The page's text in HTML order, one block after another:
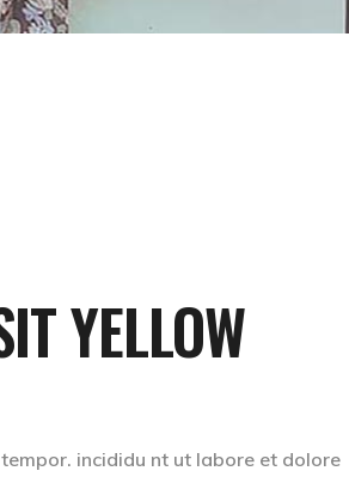
YELLOW
incididu nt ut labore et dolore